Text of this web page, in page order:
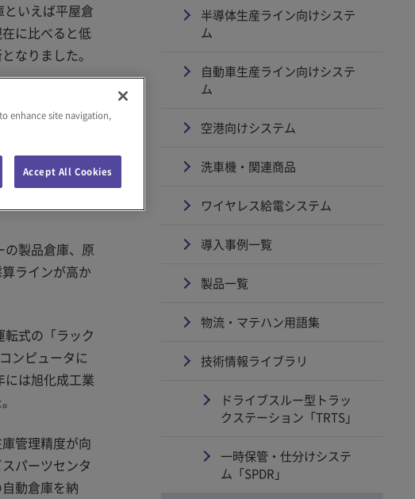
いえば平屋倉
に比べると低
なりました。
製品倉庫、原
ラインが高か
式の「ラック
ンピュータに
は旭化成工業
管理精度が向
パーツセンタ
動倉庫を納
半導体生産ライン向けシステ
ム
自動車生産ライン向けシステ
ム
空港向けシステム
洗車機・関連商品
ワイヤレス給電システム
導入事例一覧
製品一覧
物流・マテハン用語集
技術情報ライブラリ
ドライブスルー型トラッ
クステーション「TRTS」
一時保管・仕分けシステ
ム「SPDR」
enhance site navigation,
Accept All Cookies